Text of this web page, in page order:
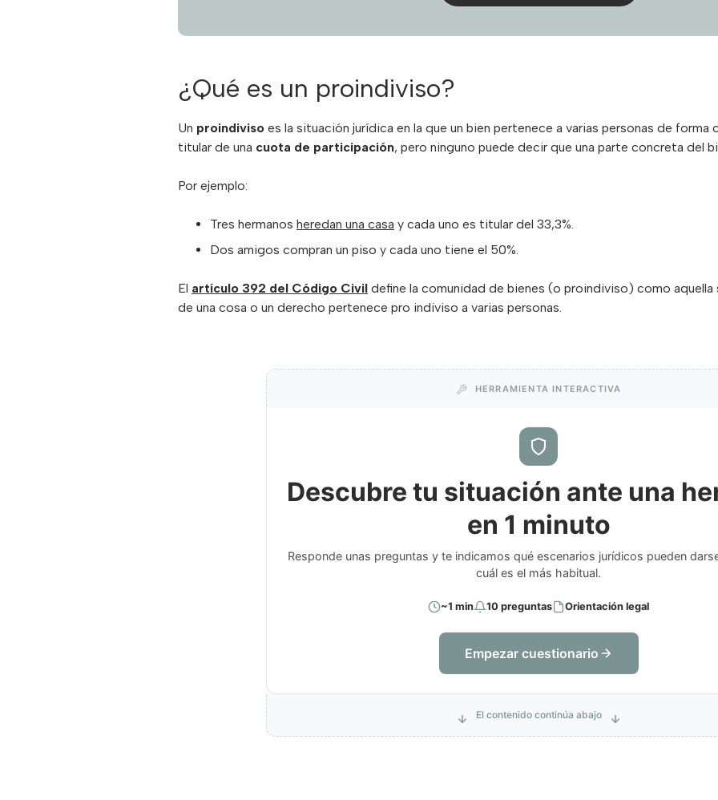
¿Qué es un proindiviso?
Un proindiviso es la situación jurídica en la que un bien pertenece a varias personas de
titular de una cuota de participación, pero ninguno puede decir que una parte concreta del
Por ejemplo:
Tres hermanos heredan una casa y cada uno es titular del 33,3%.
Dos amigos compran un piso y cada uno tiene el 50%.
El artículo 392 del Código Civil define la comunidad de bienes (o proindiviso) como
de una cosa o un derecho pertenece pro indiviso a varias personas.
HERRAMIENTA INTERACTIVA
Descubre tu situación ante una
en 1 minuto
Responde unas preguntas y te indicamos qué escenarios jurídicos pueden
cuál es el más habitual.
~1 min 10 preguntas Orientación legal
Empezar cuestionario
El contenido continúa abajo